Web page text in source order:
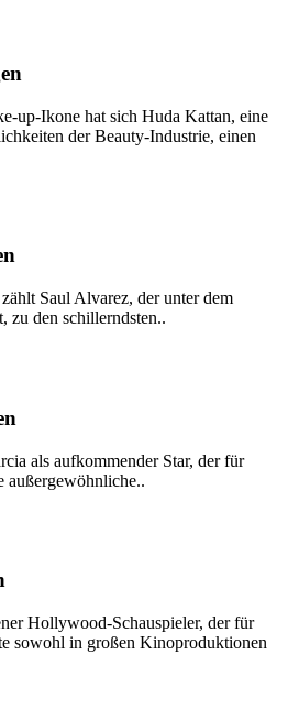
up-Ikone hat sich Huda Kattan, eine
der Beauty-Industrie, einen
Saul Alvarez, der unter dem
zu den schillerndsten..
als aufkommender Star, der für
außergewöhnliche..
Hollywood-Schauspieler, der für
sowohl in großen Kinoproduktionen